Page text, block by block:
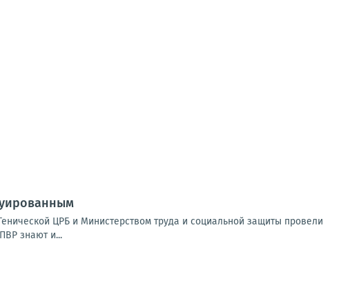
ЦРБ и Министерством труда и социальной защиты провели
знают и...